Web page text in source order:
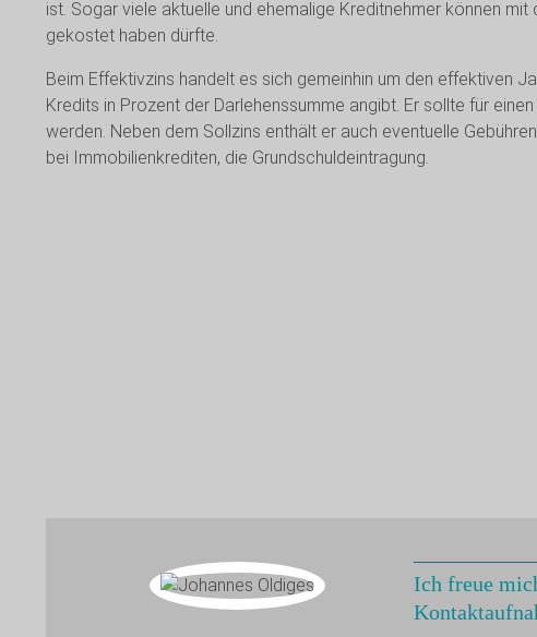
ist. Sogar viele aktuelle und ehemalige Kreditnehmer können
gekostet haben dürfte.
Beim Effektivzins handelt es sich gemeinhin um den effektiven
Kredits in Prozent der Darlehenssumme angibt. Er sollte für
werden. Neben dem Sollzins enthält er auch eventuelle
bei Immobilienkrediten, die Grundschuldeintragung.
Ich freue